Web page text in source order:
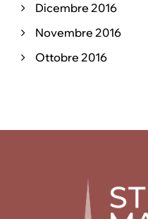
Dicembre 2016
Novembre 2016
Ottobre 2016